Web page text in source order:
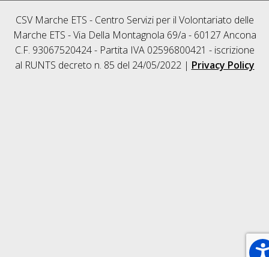
CSV Marche ETS - Centro Servizi per il Volontariato delle
Marche ETS - Via Della Montagnola 69/a - 60127 Ancona
C.F. 93067520424 - Partita IVA 02596800421 - iscrizione
al RUNTS decreto n. 85 del 24/05/2022 | Privacy Policy